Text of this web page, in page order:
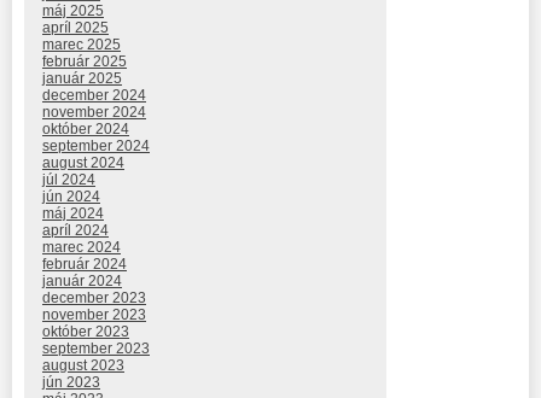
máj 2025
apríl 2025
marec 2025
február 2025
január 2025
december 2024
november 2024
október 2024
september 2024
august 2024
júl 2024
jún 2024
máj 2024
apríl 2024
marec 2024
február 2024
január 2024
december 2023
november 2023
október 2023
september 2023
august 2023
jún 2023